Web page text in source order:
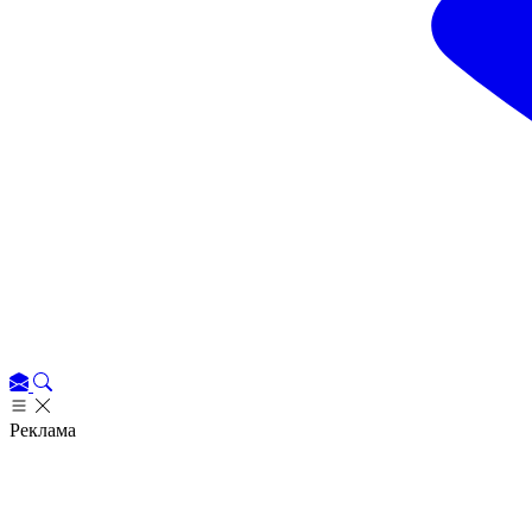
Реклама